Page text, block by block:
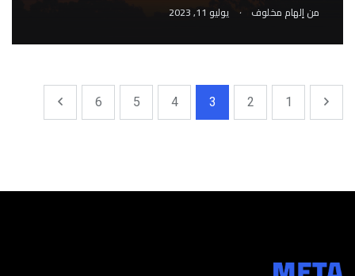
منإلهام مخلوف . يوليو 11, 2023
1
2
3
4
5
6